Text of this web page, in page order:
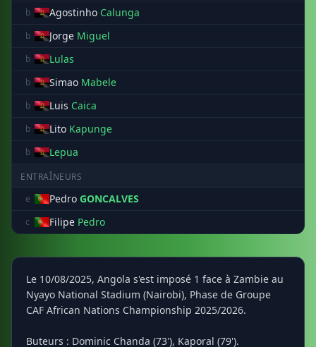
b
Agostinho Calunga
b Jorge Miguel
b Lulas
b Simao Mabele
b Luis Caica
b Lito Kapunge
b Lepua
ENTRAÎNEURS
e
Pedro GONCALVES
c Filipe Pedro
Le 10/08/2025, Angola s'est imposé 1 face à Zambie au
Nyayo National Stadium (Nairobi), Phase de Groupe
CAF African Nations Championship 2025/2026.
Buteurs : Dominic Chanda (73'), Kaporal (79').